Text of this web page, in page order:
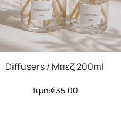
Diffusers / Μπεζ 200ml
Τιμή:€35.00